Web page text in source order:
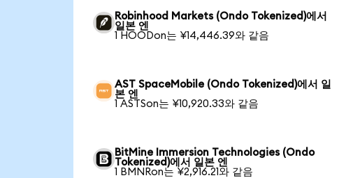
Robinhood Markets (Ondo Tokenized)에서
일본 엔
1 HOODon는 ¥14,446.39와 같음
AST SpaceMobile (Ondo Tokenized)에서 일
본 엔
1 ASTSon는 ¥10,920.33와 같음
BitMine Immersion Technologies (Ondo
Tokenized)에서 일본 엔
1 BMNRon는 ¥2,916.21와 같음